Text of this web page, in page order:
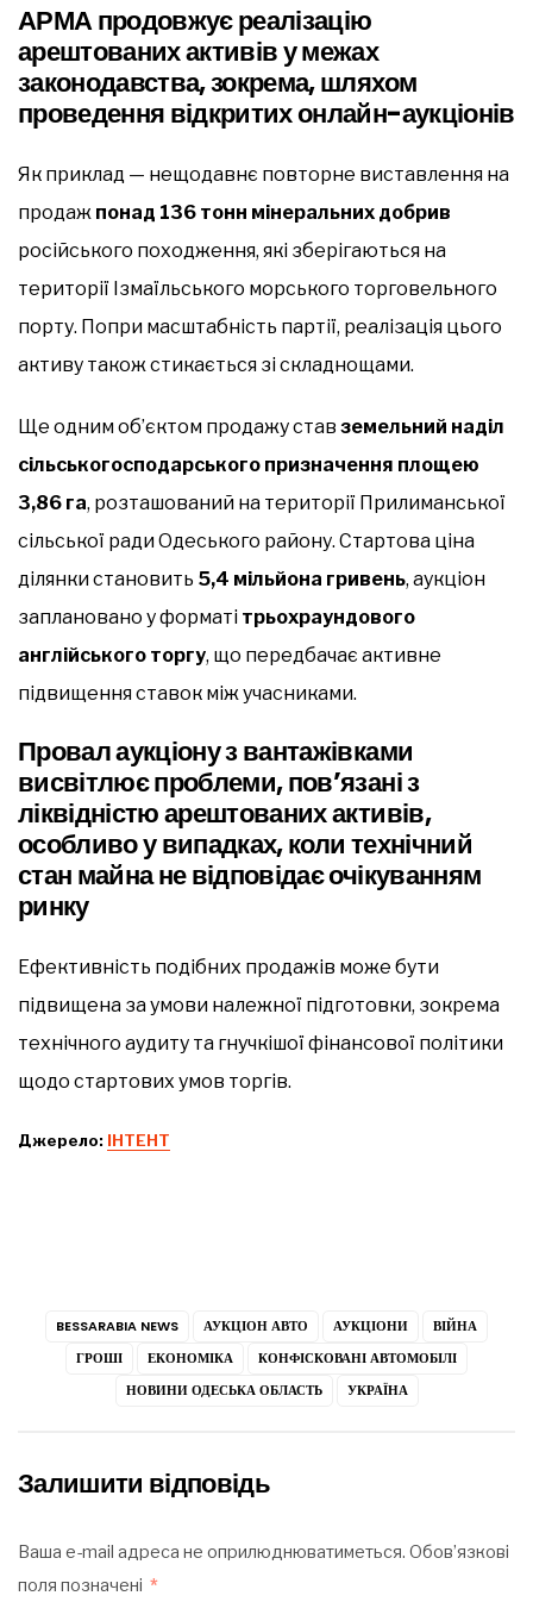
АРМА продовжує реалізацію
арештованих активів у межах
законодавства, зокрема, шляхом
проведення відкритих онлайн-аукціонів
Як приклад — нещодавнє повторне виставлення на
продаж понад 136 тонн мінеральних добрив
російського походження, які зберігаються на
території Ізмаїльського морського торговельного
порту. Попри масштабність партії, реалізація цього
активу також стикається зі складнощами.
Ще одним об’єктом продажу став земельний наділ
сільськогосподарського призначення площею
3,86 га, розташований на території Прилиманської
сільської ради Одеського району. Стартова ціна
ділянки становить 5,4 мільйона гривень, аукціон
заплановано у форматі трьохраундового
англійського торгу, що передбачає активне
підвищення ставок між учасниками.
Провал аукціону з вантажівками
висвітлює проблеми, пов’язані з
ліквідністю арештованих активів,
особливо у випадках, коли технічний
стан майна не відповідає очікуванням
ринку
Ефективність подібних продажів може бути
підвищена за умови належної підготовки, зокрема
технічного аудиту та гнучкішої фінансової політики
щодо стартових умов торгів.
Джерело: ІНТЕНТ
BESSARABIA NEWS АУКЦІОН АВТО АУКЦІОНИ
ВІЙНА
ГРОШІ
ЕКОНОМІКА
КОНФІСКОВАНІ АВТОМОБІЛІ
НОВИНИ ОДЕСЬКА ОБЛАСТЬ
УКРАЇНА
Залишити відповідь
Ваша e-mail адреса не оприлюднюватиметься. Обов’язкові
поля позначені *